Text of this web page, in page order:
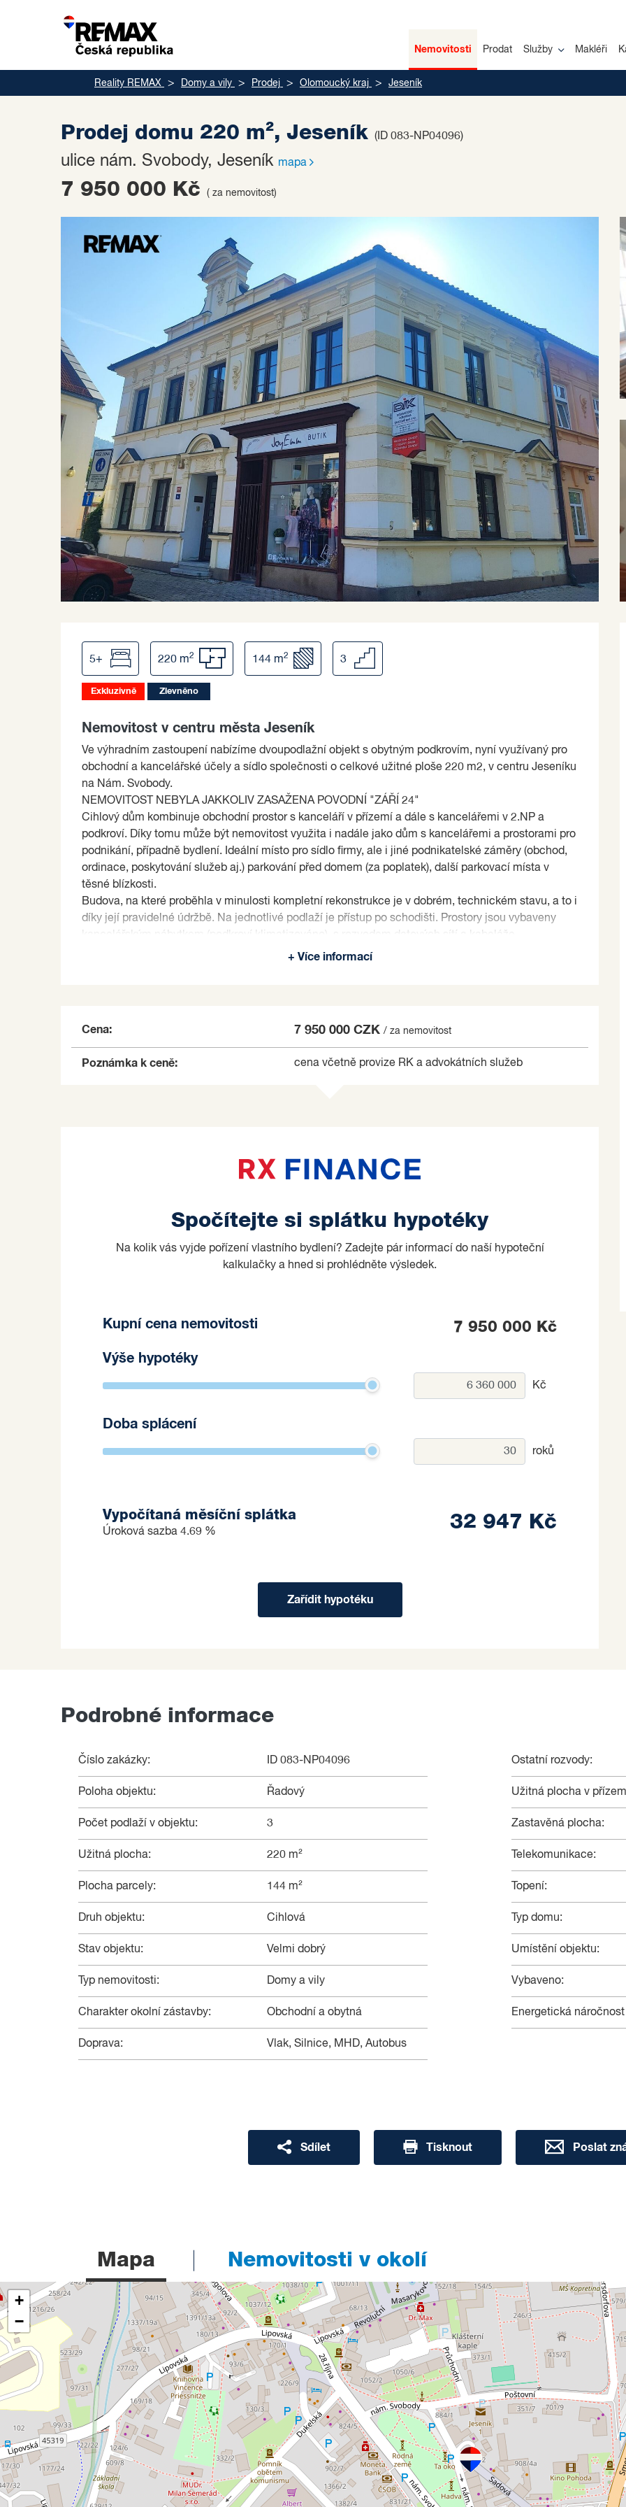
Nemovitosti Prodat Služby Makléři
Reality REMAX Domy a vily Prodej Olomoucký kraj Jeseník
Prodej domu 220 m², Jeseník (ID 083-NP04096)
ulice nám. Svobody, Jeseník mapa
7 950 000 Kč ( za nemovitost)
5+ 220 m2 144 m2 3
Exkluzivně Zlevněno
Nemovitost v centru města Jeseník
Ve výhradním zastoupení nabízíme dvoupodlažní objekt s obytným podkrovím, nyní využívaný pro
obchodní a kancelářské účely a sídlo společnosti o celkové užitné ploše 220 m2, v centru Jeseníku
na Nám. Svobody.
NEMOVITOST NEBYLA JAKKOLIV ZASAŽENA POVODNÍ "ZÁŘÍ 24"
Cihlový dům kombinuje obchodní prostor s kanceláří v přízemí a dále s kancelářemi v 2.NP a
podkroví. Díky tomu může být nemovitost využita i nadále jako dům s kancelářemi a prostorami pro
podnikání, případně bydlení. Ideální místo pro sídlo firmy, ale i jiné podnikatelské záměry (obchod,
ordinace, poskytování služeb aj.) parkování před domem (za poplatek), další parkovací místa v
těsné blízkosti.
Budova, na které proběhla v minulosti kompletní rekonstrukce je v dobrém, technickém stavu, a to i
díky její pravidelné údržbě. Na jednotlivé podlaží je přístup po schodišti. Prostory jsou vybaveny
zabezpečovacího zařízení. Předmětem prodeje je i interiér a zařízení v domě. Topení je řešeno
V 2.NP a podkroví na ploše 130 m2 jsou umístěny kancelářské prostory, dále archivační, technické
Objekt se nachází v docházkové vzdálenosti do 5 minut od všech úřadů, bank, obchodů a služeb
+ Více informací
Cena: 7 950 000 CZK/ za nemovitost
Poznámka k ceně: cena včetně provize RK a advokátních služeb
Spočítejte si splátku hypotéky
Na kolik vás vyjde pořízení vlastního bydlení? Zadejte pár informací do naší hypoteční
kalkulačky a hned si prohlédněte výsledek.
Kupní cena nemovitosti 7 950 000 Kč
Výše hypotéky
Kč
Doba splácení
roků
Vypočítaná měsíční splátka
Úroková sazba 4.69 % 32 947 Kč
Zařídit hypotéku
Podrobné informace
Číslo zakázky: ID 083-NP04096
Poloha objektu: Řadový
Počet podlaží v objektu: 3
Užitná plocha: 220 m²
Plocha parcely: 144 m²
Druh objektu: Cihlová
Stav objektu: Velmi dobrý
Typ nemovitosti: Domy a vily
Charakter okolní zástavby: Obchodní a obytná
Doprava: Vlak, Silnice, MHD, Autobus
Ostatní rozvody:
Užitná plocha v
Zastavěná plocha:
Telekomunikace:
Topení:
Typ domu:
Umístění objektu:
Vybaveno:
Energetická
Sdílet Tisknout Poslat
Mapa Nemovitosti v okolí
+
−